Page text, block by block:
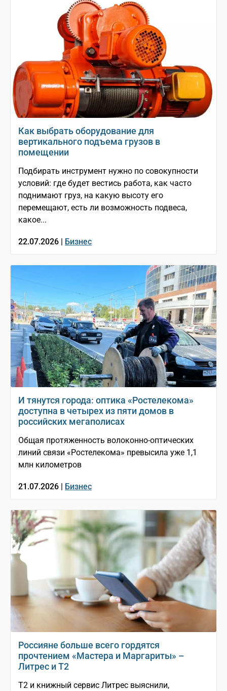
Как выбрать оборудование для
вертикального подъема грузов в
помещении
Подбирать инструмент нужно по совокупности
условий: где будет вестись работа, как часто
поднимают груз, на какую высоту его
перемещают, есть ли возможность подвеса,
какое...
22.07.2026 | Бизнес
И тянутся города: оптика «Ростелекома»
доступна в четырех из пяти домов в
российских мегаполисах
Общая протяженность волоконно-оптических
линий связи «Ростелекома» превысила уже 1,1
млн километров
21.07.2026 | Бизнес
Россияне больше всего гордятся
прочтением «Мастера и Маргариты» –
Литрес и T2
T2 и книжный сервис Литрес выяснили,